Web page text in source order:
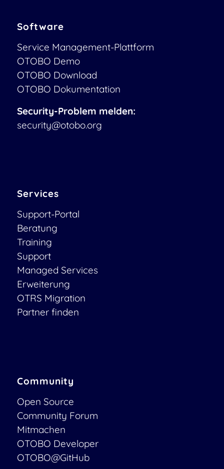
Software
Service Management-Plattform
OTOBO Demo
OTOBO Download
OTOBO Dokumentation
Security-Problem melden:
security@otobo.org
Services
Support-Portal
Beratung
Training
Support
Managed Services
Erweiterung
OTRS Migration
Partner finden
Community
Open Source
Community Forum
Mitmachen
OTOBO Developer
OTOBO@GitHub